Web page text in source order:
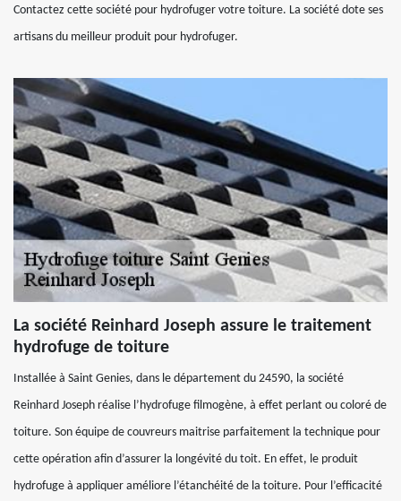
Contactez cette société pour hydrofuger votre toiture. La société dote ses
artisans du meilleur produit pour hydrofuger.
La société Reinhard Joseph assure le traitement
hydrofuge de toiture
Installée à Saint Genies, dans le département du 24590, la société
Reinhard Joseph réalise l’hydrofuge filmogène, à effet perlant ou coloré de
toiture. Son équipe de couvreurs maitrise parfaitement la technique pour
cette opération afin d’assurer la longévité du toit. En effet, le produit
hydrofuge à appliquer améliore l’étanchéité de la toiture. Pour l’efficacité